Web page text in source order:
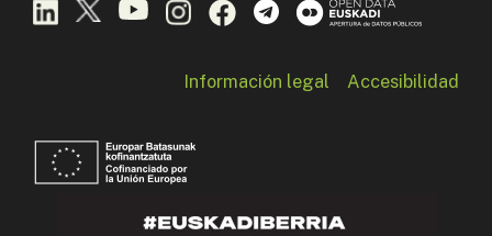
Información legal Accesibilidad